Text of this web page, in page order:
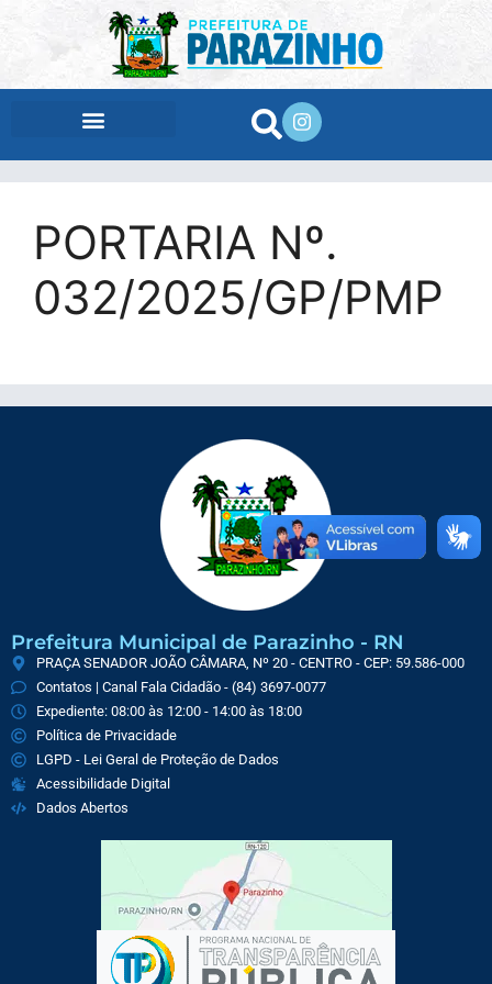
PORTARIA Nº.
032/2025/GP/PMP
Prefeitura Municipal de Parazinho - RN
PRAÇA SENADOR JOÃO CÂMARA, Nº 20 - CENTRO - CEP: 59.586-000
Contatos | Canal Fala Cidadão - (84) 3697-0077
Expediente: 08:00 às 12:00 - 14:00 às 18:00
Política de Privacidade
LGPD - Lei Geral de Proteção de Dados
Acessibilidade Digital
Dados Abertos